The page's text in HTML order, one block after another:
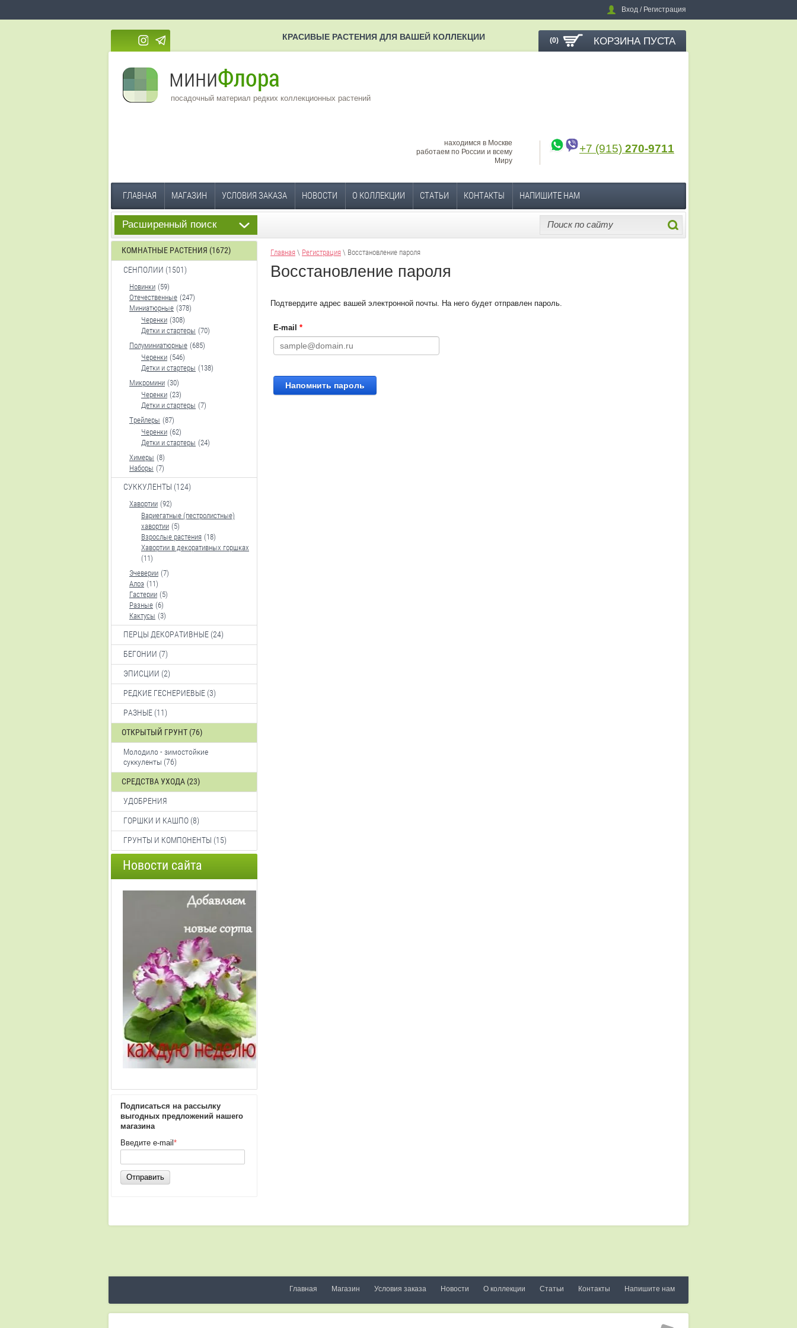
Вход / Регистрация
(0) КОРЗИНА ПУСТА
КРАСИВЫЕ РАСТЕНИЯ ДЛЯ ВАШЕЙ КОЛЛЕКЦИИ
посадочный материал редких коллекционных растений
находимся в Москве
работаем по России и всему
Миру
+7 (915) 270-9711
ГЛАВНАЯ МАГАЗИН УСЛОВИЯ ЗАКАЗА НОВОСТИ О КОЛЛЕКЦИИ СТАТЬИ КОНТАКТЫ НАПИШИТЕ НАМ
Расширенный поиск
КОМНАТНЫЕ РАСТЕНИЯ (1672)
СЕНПОЛИИ (1501)
Новинки (59)
Отечественные (247)
Миниатюрные (378)
Черенки (308)
Детки и стартеры (70)
Полуминиатюрные (685)
Черенки (546)
Детки и стартеры (138)
Микромини (30)
Черенки (23)
Детки и стартеры (7)
Трейлеры (87)
Черенки (62)
Детки и стартеры (24)
Химеры (8)
Наборы (7)
СУККУЛЕНТЫ (124)
Хавортии (92)
Вариегатные (пестролистные)
хавортии (5)
Взрослые растения (18)
Хавортии в декоративных горшках
(11)
Эчеверии (7)
Алоэ (11)
Гастерии (5)
Разные (6)
Кактусы (3)
ПЕРЦЫ ДЕКОРАТИВНЫЕ (24)
БЕГОНИИ (7)
ЭПИСЦИИ (2)
РЕДКИЕ ГЕСНЕРИЕВЫЕ (3)
РАЗНЫЕ (11)
ОТКРЫТЫЙ ГРУНТ (76)
Молодило - зимостойкие
суккуленты (76)
СРЕДСТВА УХОДА (23)
УДОБРЕНИЯ
ГОРШКИ И КАШПО (8)
ГРУНТЫ И КОМПОНЕНТЫ (15)
Новости сайта
Подписаться на рассылку
выгодных предложений нашего
магазина
Введите e-mail *
Отправить
Главная \ Регистрация \ Восстановление пароля
Восстановление пароля
Подтвердите адрес вашей электронной почты. На него будет отправлен пароль.
E-mail *
Напомнить пароль
Главная Магазин Условия заказа Новости О коллекции Статьи Контакты Напишите нам